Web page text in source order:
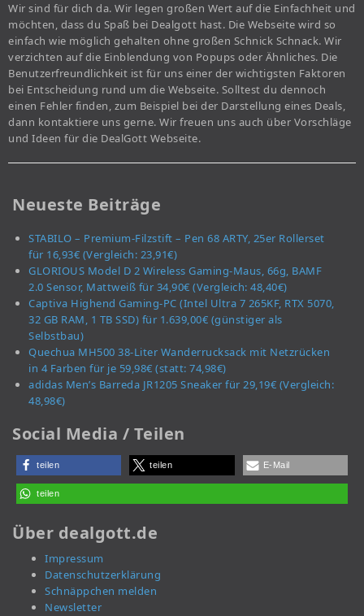
Wir sind für dich da. Wir legen großen Wert auf die Einfachheit und
möchten, dass du Spaß bei Dealgott hast. Die Webseite wird so
einfach wie möglich gehalten ohne großen Schnick Schnack. Wir
verzichten auf die Einblendung von Popups oder Ähnliches. Die
Benutzerfreundlichkeit ist für uns einer der wichtigsten Faktoren
bei Entscheidung rund um die Webseite. Solltest du dennoch
einen Fehler finden, zum Beispiel bei der Darstellung eines Deals,
dann kontaktiere uns gerne. Wir freuen uns auch über Vorschläge
und Ideen für die DealGott Webseite.
Neueste Beiträge
STABILO – Premium-Filzstift – Pen 68 ARTY, 25er Rollerset
für 16,93€ (Vergleich: 23,91€)
GLORIOUS Model D 2 Wireless Gaming-Maus, 66g, BAMF
2.0 Sensor, Mattweiß für 34,90€ (Vergleich: 48,40€)
Captiva Highend Gaming-PC (Intel Ultra 7 265KF, RTX 5070,
32 GB RAM, 1 TB SSD) für 1.639,00€ (günstiger als
Selbstbau)
Quechua MH500 38-Liter Wanderrucksack mit Netzrücken
in 4 Farben für je 59,98€ (statt: 74,98€)
adidas Men’s Barreda JR1205 Sneaker für 29,19€ (Vergleich:
48,98€)
Social Media / Teilen
teilen teilen E-Mail
teilen
Über dealgott.de
Impressum
Datenschutzerklärung
Schnäppchen melden
Newsletter